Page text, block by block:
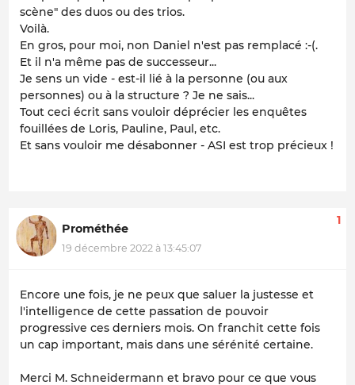
scène" des duos ou des trios.
Voilà.
En gros, pour moi, non Daniel n'est pas remplacé :-(.
Et il n'a même pas de successeur...
Je sens un vide - est-il lié à la personne (ou aux
personnes) ou à la structure ? Je ne sais...
Tout ceci écrit sans vouloir déprécier les enquêtes
fouillées de Loris, Pauline, Paul, etc.
Et sans vouloir me désabonner - ASI est trop précieux !
Prométhée
19 décembre 2022 à 13:45:07
1
Encore une fois, je ne peux que saluer la justesse et
l'intelligence de cette passation de pouvoir
progressive ces derniers mois. On franchit cette fois
un cap important, mais dans une sérénité certaine.
Merci M. Schneidermann et bravo pour ce que vous